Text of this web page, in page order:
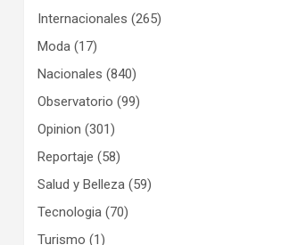
Internacionales (265)
Moda (17)
Nacionales (840)
Observatorio (99)
Opinion (301)
Reportaje (58)
Salud y Belleza (59)
Tecnologia (70)
Turismo (1)